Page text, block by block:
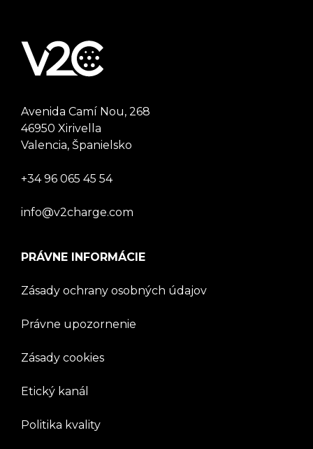
Avenida Camí Nou, 268
46950 Xirivella
Valencia, Španielsko
+34 96 065 45 54
info@v2charge.com
PRÁVNE INFORMÁCIE
Zásady ochrany osobných údajov
Právne upozornenie
Zásady cookies
Etický kanál
Politika kvality